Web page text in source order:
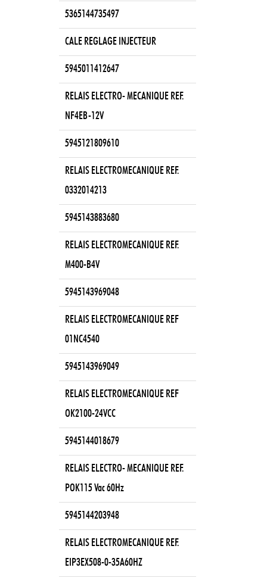
5365144735497
CALE REGLAGE INJECTEUR
5945011412647
RELAIS ELECTRO- MECANIQUE REF.
NF4EB-12V
5945121809610
RELAIS ELECTROMECANIQUE REF.
0332014213
5945143883680
RELAIS ELECTROMECANIQUE REF.
M400-B4V
5945143969048
RELAIS ELECTROMECANIQUE REF
01NC4540
5945143969049
RELAIS ELECTROMECANIQUE REF
OK2100-24VCC
5945144018679
RELAIS ELECTRO- MECANIQUE REF.
POK115 Vac 60Hz
5945144203948
RELAIS ELECTROMECANIQUE REF.
EIP3EX508-0-35A60HZ